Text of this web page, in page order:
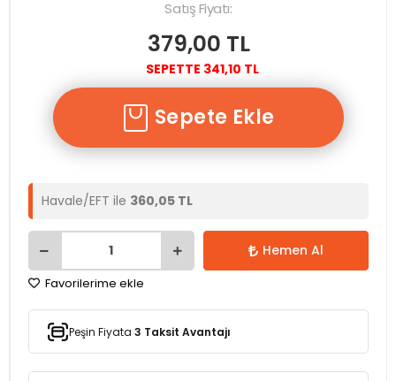
Satış Fiyatı:
379,00 TL
SEPETTE 341,10 TL
Sepete Ekle
Havale/EFT ile 360,05 TL
Hemen Al
Favorilerime ekle
Peşin Fiyata 3 Taksit Avantajı